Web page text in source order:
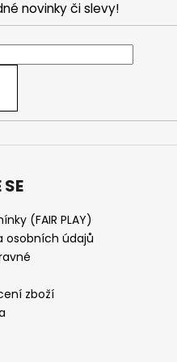
novinky či slevy!
(FAIR PLAY)
osobních údajů
zboží